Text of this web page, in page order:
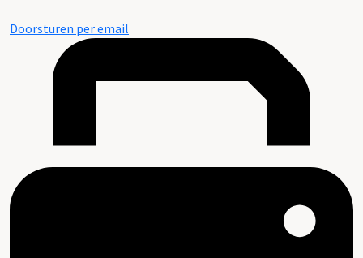
Doorsturen per email